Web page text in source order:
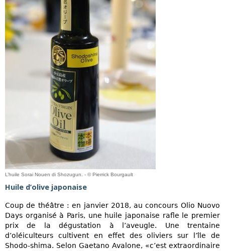
L’huile Sorai Nouen di Shozugun. - © Pierrick Bourgault
Huile d’olive japonaise
Coup de théâtre : en janvier 2018, au concours Olio Nuovo
Days organisé à Paris, une huile japonaise rafle le premier
prix de la dégustation à l’aveugle. Une trentaine
d’oléiculteurs cultivent en effet des oliviers sur l’île de
Shodo-shima. Selon Gaetano Avalone, «c’est extraordinaire